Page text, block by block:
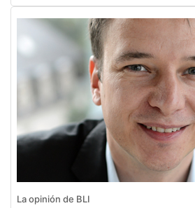
La opinión de BLI